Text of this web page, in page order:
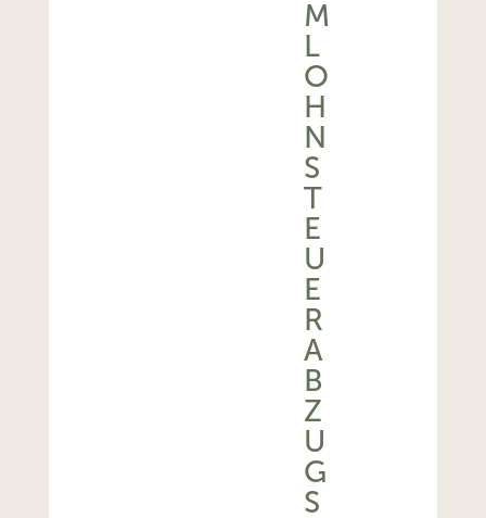
M
L
O
H
N
S
T
E
U
E
R
A
B
Z
U
G
S